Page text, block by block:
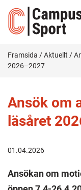
Framsida /Aktuellt /
2026–2027
Ansök om
läsåret
01.04.2026
Ansökan om